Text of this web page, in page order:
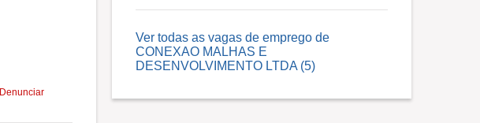
Denunciar
Ver todas as vagas de emprego de
CONEXAO MALHAS E
DESENVOLVIMENTO LTDA (5)